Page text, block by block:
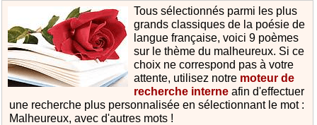
Tous sélectionnés parmi les plus
grands classiques de la poésie de
langue française, voici 9 poèmes
sur le thème du malheureux. Si ce
choix ne correspond pas à votre
attente, utilisez notre moteur de
recherche interneafin d'effectuer
une recherche plus personnalisée en sélectionnant le mot :
Malheureux, avec d'autres mots !